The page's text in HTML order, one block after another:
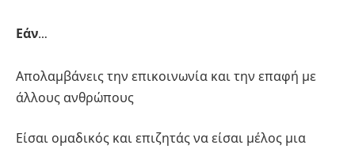
Εάν…
Απολαμβάνεις την επικοινωνία και την επαφή με
άλλους ανθρώπους
Είσαι ομαδικός και επιζητάς να είσαι μέλος μια